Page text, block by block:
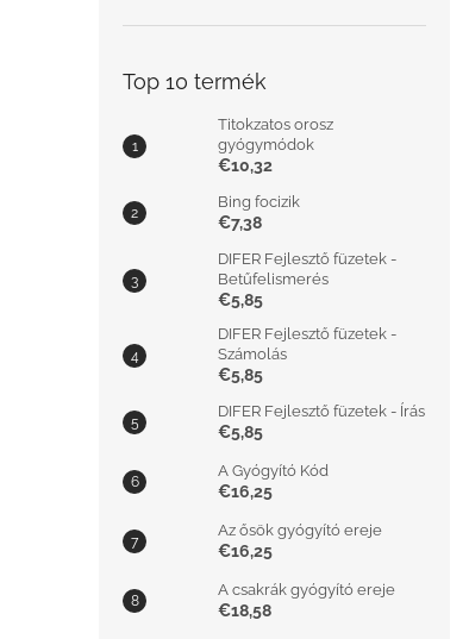
Top 10 termék
Titokzatos orosz
gyógymódok
€10,32
Bing focizik
€7,38
DIFER Fejlesztő füzetek -
Betűfelismerés
€5,85
DIFER Fejlesztő füzetek -
Számolás
€5,85
DIFER Fejlesztő füzetek - Írás
€5,85
A Gyógyító Kód
€16,25
Az ősök gyógyító ereje
€16,25
A csakrák gyógyító ereje
€18,58